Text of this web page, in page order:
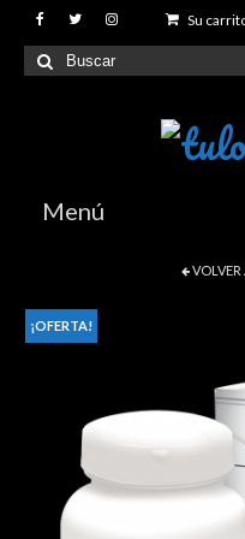
Su
Buscar
por:
Menú
Productos
Articulaciones y
Reductores de
Sexuales y
Proteinas y
VOLVER
¡OFERTA!